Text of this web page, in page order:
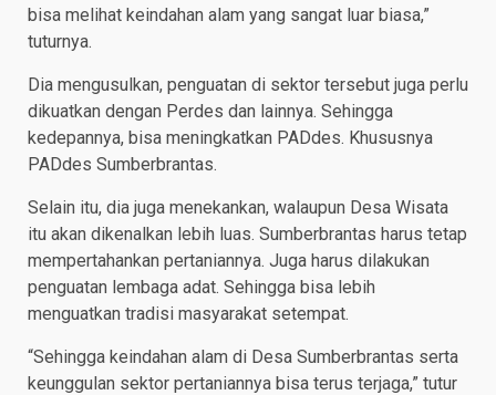
bisa melihat keindahan alam yang sangat luar biasa,”
tuturnya.
Dia mengusulkan, penguatan di sektor tersebut juga perlu
dikuatkan dengan Perdes dan lainnya. Sehingga
kedepannya, bisa meningkatkan PADdes. Khususnya
PADdes Sumberbrantas.
Selain itu, dia juga menekankan, walaupun Desa Wisata
itu akan dikenalkan lebih luas. Sumberbrantas harus tetap
mempertahankan pertaniannya. Juga harus dilakukan
penguatan lembaga adat. Sehingga bisa lebih
menguatkan tradisi masyarakat setempat.
“Sehingga keindahan alam di Desa Sumberbrantas serta
keunggulan sektor pertaniannya bisa terus terjaga,” tutur